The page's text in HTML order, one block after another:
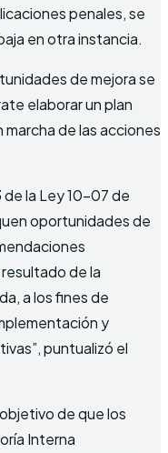
penales, se
en otra instancia.
de mejora se
elaborar un plan
de las acciones
de la Ley 10-07 de
oportunidades de
de la
a los fines de
y
puntualizó el
de que los
Interna